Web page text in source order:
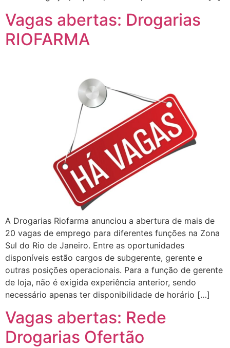
Vagas abertas: Drogarias
RIOFARMA
A Drogarias Riofarma anunciou a abertura de mais de
20 vagas de emprego para diferentes funções na Zona
Sul do Rio de Janeiro. Entre as oportunidades
disponíveis estão cargos de subgerente, gerente e
outras posições operacionais. Para a função de gerente
de loja, não é exigida experiência anterior, sendo
necessário apenas ter disponibilidade de horário […]
Vagas abertas: Rede
Drogarias Ofertão